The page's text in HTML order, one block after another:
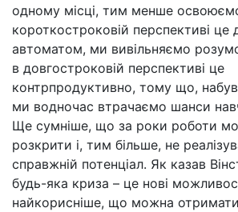
одному місці, тим менше
короткостроковій перспективі це
автоматом, ми вивільняємо
в довгостроковій перспективі це
контрпродуктивно, тому що,
ми водночас втрачаємо шанси
Ще сумніше, що за роки роботи
розкрити і, тим більше, не
справжній потенціал. Як казав
будь-яка криза – це нові
найкорисніше, що можна отримати